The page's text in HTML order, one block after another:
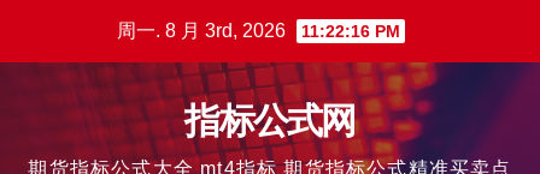
周一. 8 月 3rd, 2026 11:22:17 PM
指标公式网
期货指标公式大全 mt4指标 期货指标公式精准买卖点